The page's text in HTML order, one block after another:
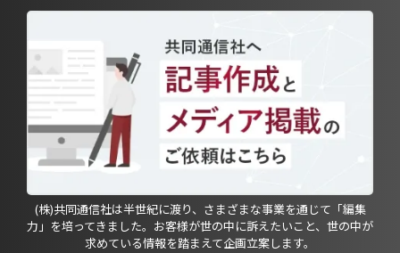
(株)共同通信社は半世紀に渡り、さまざまな事業を通じて「編集
力」を培ってきました。お客様が世の中に訴えたいこと、世の中が
求めている情報を踏まえて企画立案します。